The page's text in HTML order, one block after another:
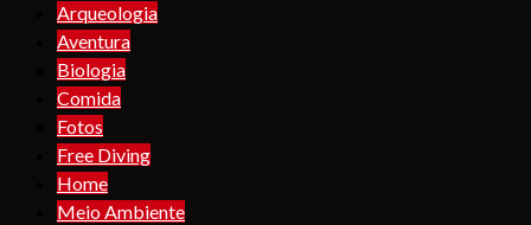
Arqueologia
Aventura
Biologia
Comida
Fotos
Free Diving
Home
Meio Ambiente